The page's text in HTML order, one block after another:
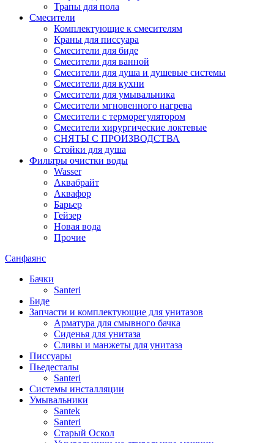
Трапы для пола
Смесители
Комплектующие к смесителям
Краны для писсуара
Смесители для биде
Смесители для ванной
Смесители для душа и душевые системы
Смесители для кухни
Смесители для умывальника
Смесители мгновенного нагрева
Смесители с терморегулятором
Смесители хирургические локтевые
СНЯТЫ С ПРОИЗВОДСТВА
Стойки для душа
Фильтры очистки воды
Wasser
Аквабрайт
Аквафор
Барьер
Гейзер
Новая вода
Прочие
Санфаянс
Бачки
Santeri
Биде
Запчасти и комплектующие для унитазов
Арматура для смывного бачка
Сиденья для унитаза
Сливы и манжеты для унитаза
Писсуары
Пьедесталы
Santeri
Системы инсталляции
Умывальники
Santek
Santeri
Старый Оскол